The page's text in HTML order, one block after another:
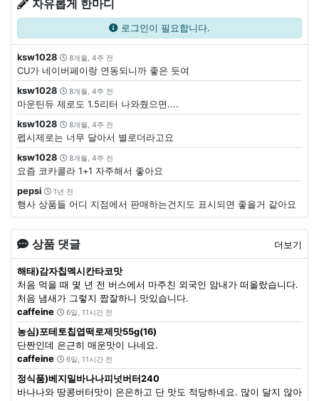
자유롭게 한마디
로그인이 필요합니다.
ksw1028 8개월, 4주 전
CU가 네이버페이랑 연동되니까 좋은 듯여
ksw1028
8개월, 4주 전
마운틴듀 제로도 1.5리터 나와줬으면....
ksw1028
8개월, 4주 전
펩시제로는 너무 달아서 별로더라고요
ksw1028
8개월, 4주 전
요즘 코카콜라 1+1 자주해서 좋아요
pepsi
1년 전
행사 상품들 어디 지점에서 판매하는건지도 표시되면 좋을거 같아요
상품 댓글 더보기
해태)감자칩멕시칸타코맛
처음 먹을 때 몇 년 전 버스에서 마주친 외국인 암내가 떠올랐습니다.
처음 냄새가 그렇지 짭잘하니 맛있습니다.
caffeine
6일, 11시간 전
농심)포테토칩엽떡로제맛55g(16)
단짠인데 은근히 매운맛이 나네요.
caffeine
6일, 11시간 전
정식품)베지밀바나나피넛버터240
바나나와 땅콩버터맛이 은은하고 단 맛도 적당하네요. 많이 달지 않아